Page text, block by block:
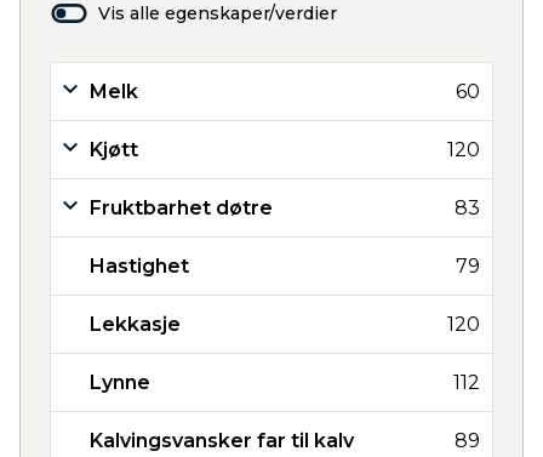
Vis alle egenskaper/verdier
Melk 60
Kjøtt 120
Fruktbarhet døtre 83
Hastighet 79
Lekkasje 120
Lynne 112
Kalvingsvansker far til kalv 89